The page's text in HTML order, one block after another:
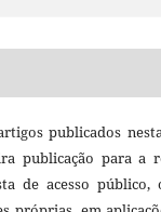
publicados
publicação para a
de acesso